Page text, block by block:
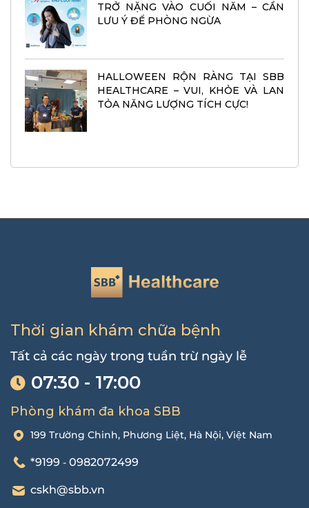
TRỞ NẶNG VÀO CUỐI NĂM – CẦN
LƯU Ý ĐỂ PHÒNG NGỪA
HALLOWEEN RỘN RÀNG TẠI SBB
HEALTHCARE – VUI, KHỎE VÀ LAN
TỎA NĂNG LƯỢNG TÍCH CỰC!
Thời gian khám chữa bệnh
Tất cả các ngày trong tuần trừ ngày lễ
07:30 - 17:00
Phòng khám đa khoa SBB
199 Trường Chinh, Phương Liệt, Hà Nội, Việt Nam
*9199 - 0982072499
cskh@sbb.vn